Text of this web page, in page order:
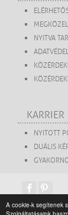
A cookie-k segítenek
NYITVA
KARRIER
NYITOTT
DUÁLIS